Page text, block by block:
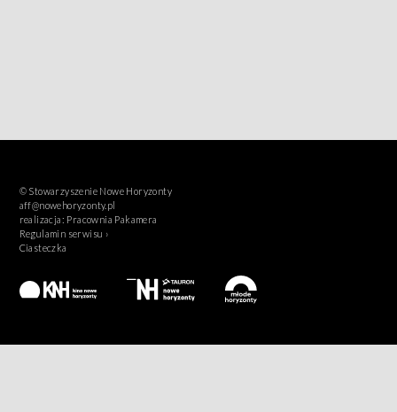
© Stowarzyszenie Nowe Horyzonty
aff@nowehoryzonty.pl
realizacja: Pracownia Pakamera
Regulamin serwisu ›
Ciasteczka